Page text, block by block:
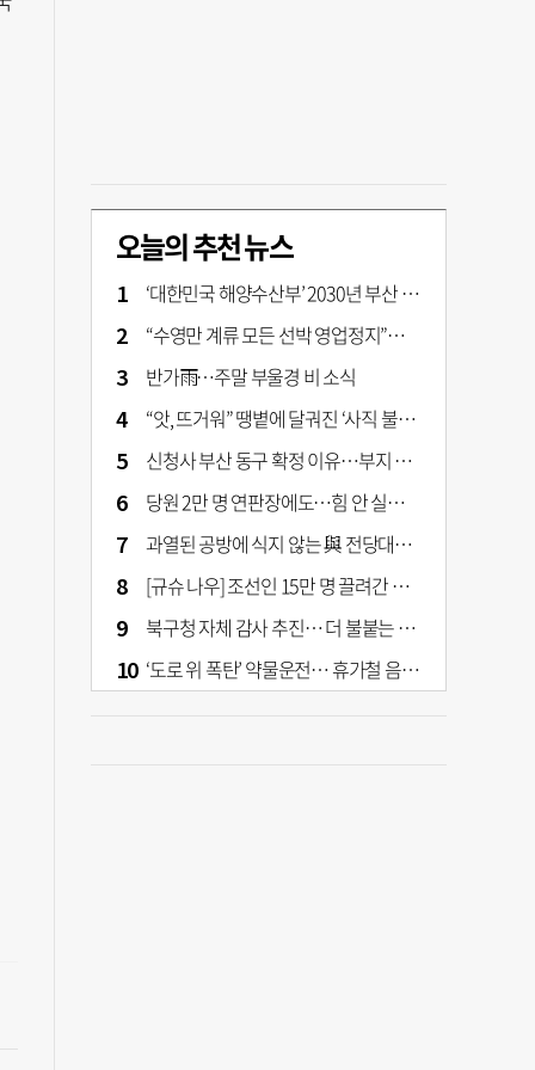
오늘의 추천 뉴스
‘대한민국 해양수산부’ 2030년 부산 북항시대 연다
“수영만 계류 모든 선박 영업정지”… 재개발 속도전
반가雨…주말 부울경 비 소식
“앗, 뜨거워” 땡볕에 달궈진 ‘사직 불가마’ 관중석 무려 70도
신청사 부산 동구 확정 이유…부지 용이성·접근성·집적 가능성이 운명 갈랐다 [해수부 북항 시대]
당원 2만 명 연판장에도…힘 안 실리는 ‘장동혁 사퇴’ 공세
과열된 공방에 식지 않는 與 전당대회… 호남·수도권 집중하는 후보들
[규슈 나우] 조선인 15만 명 끌려간 치쿠호 탄광… 대를 이은 진실 캐기
북구청 자체 감사 추진… 더 불붙는 북구 신청사 갈등
‘도로 위 폭탄’ 약물운전… 휴가철 음주와 병행 단속 [교통안전, 시민이 만든다]